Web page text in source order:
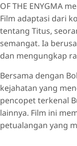
OF THE ENYGMA
Film adaptasi dari
tentang Titus,
semangat. Ia
dan mengungkap
Bersama dengan
kejahatan yang
pencopet terkenal
lainnya. Film ini
petualangan yang